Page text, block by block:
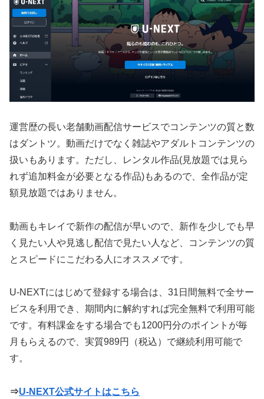
運営歴の長い老舗動画配信サービスでコンテンツの質と数
はダントツ。動画だけでなく雑誌やアダルトコンテンツの
扱いもあります。ただし、レンタル作品(見放題では見ら
れず追加料金が必要となる作品)もあるので、全作品が定
額見放題ではありません。
動画もキレイで新作の配信が早いので、新作を少しでも早
く見たい人や見逃し配信で見たい人など、コンテンツの質
とスピードにこだわる人にオススメです。
U-NEXTにはじめて登録する場合は、31日間無料で全サー
ビスを利用でき、期間内に解約すれば完全無料で利用可能
です。有料課金をする場合でも1200円分のポイントが毎
月もらえるので、実質989円（税込）で継続利用可能で
す。
⇒U-NEXT公式サイトはこちら